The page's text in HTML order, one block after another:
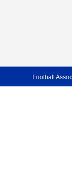
Football